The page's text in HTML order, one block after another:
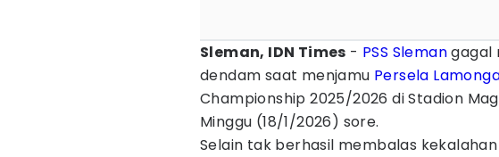
Sleman, IDN Times - PSS Slemangagal
dendam saat menjamu Persela
Championship 2025/2026 di Stadion
Minggu (18/1/2026) sore.
Selain tak berhasil membalas